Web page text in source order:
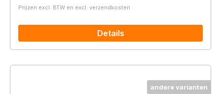
Prijzen excl. BTW en excl. verzendkosten
Details
andere varianten